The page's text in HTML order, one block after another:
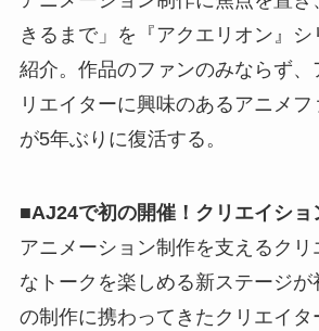
きるまで」を『アクエリオン』シ
紹介。作品のファンのみならず、
リエイターに興味のあるアニメ
が5年ぶりに復活する。
■AJ24で初の開催！クリエイショ
アニメーション制作を支えるクリ
なトークを楽しめる新ステージ
の制作に携わってきたクリエイタ